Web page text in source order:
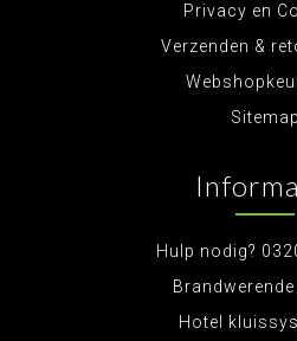
Privacy en
Verzenden &
Sitemap
Hulp nodig?
Hotel